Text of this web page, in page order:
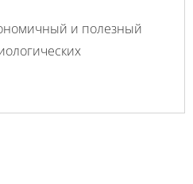
и полезный